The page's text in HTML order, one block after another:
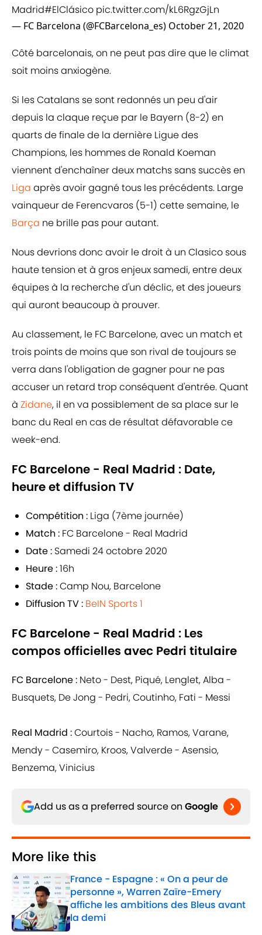
Madrid#ElClásico pic.twitter.com/kL6RgzGjLn
— FC Barcelona (@FCBarcelona_es) October 21, 2020
Côté barcelonais, on ne peut pas dire que le climat
soit moins anxiogène.
Si les Catalans se sont redonnés un peu d'air
depuis la claque reçue par le Bayern (8-2) en
quarts de finale de la dernière Ligue des
Champions, les hommes de Ronald Koeman
viennent d'enchaîner deux matchs sans succès en
Liga après avoir gagné tous les précédents. Large
vainqueur de Ferencvaros (5-1) cette semaine, le
Barça ne brille pas pour autant.
Nous devrions donc avoir le droit à un Clasico sous
haute tension et à gros enjeux samedi, entre deux
équipes à la recherche d'un déclic, et des joueurs
qui auront beaucoup à prouver.
Au classement, le FC Barcelone, avec un match et
trois points de moins que son rival de toujours se
verra dans l'obligation de gagner pour ne pas
accuser un retard trop conséquent d'entrée. Quant
à Zidane, il en va possiblement de sa place sur le
banc du Real en cas de résultat défavorable ce
week-end.
FC Barcelone - Real Madrid : Date,
heure et diffusion TV
Compétition : Liga (7ème journée)
Match : FC Barcelone - Real Madrid
Date : Samedi 24 octobre 2020
Heure :16h
Stade :Camp Nou, Barcelone
Diffusion TV : BeIN Sports 1
FC Barcelone - Real Madrid : Les
compos officielles avec Pedri titulaire
FC Barcelone : Neto - Dest, Piqué, Lenglet, Alba -
Busquets, De Jong - Pedri, Coutinho, Fati - Messi
Real Madrid :Courtois - Nacho, Ramos, Varane,
Mendy - Casemiro, Kroos, Valverde - Asensio,
Benzema, Vinicius
Add us as a preferred source on Google
More like this
France - Espagne : « On a peur de
personne », Warren Zaïre-Emery
affiche les ambitions des Bleus avant
la demi
Published by on Invalid Date